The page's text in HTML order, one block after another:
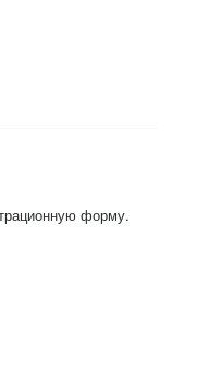
форму.